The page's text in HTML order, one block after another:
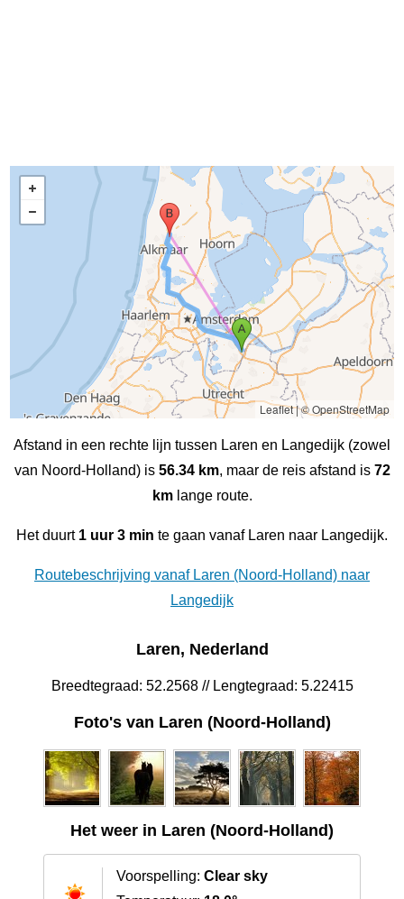
Leaflet|© OpenStreetMap
Afstand in een rechte lijn tussen Laren en Langedijk (zowel
van Noord-Holland) is 56.34 km, maar de reis afstand is 72
kmlange route.
Het duurt 1 uur 3 min te gaan vanaf Laren naar Langedijk.
Routebeschrijving vanaf Laren (Noord-Holland) naar
Langedijk
Laren, Nederland
Breedtegraad: 52.2568 // Lengtegraad: 5.22415
Foto's van Laren (Noord-Holland)
Het weer in Laren (Noord-Holland)
Voorspelling: Clear sky